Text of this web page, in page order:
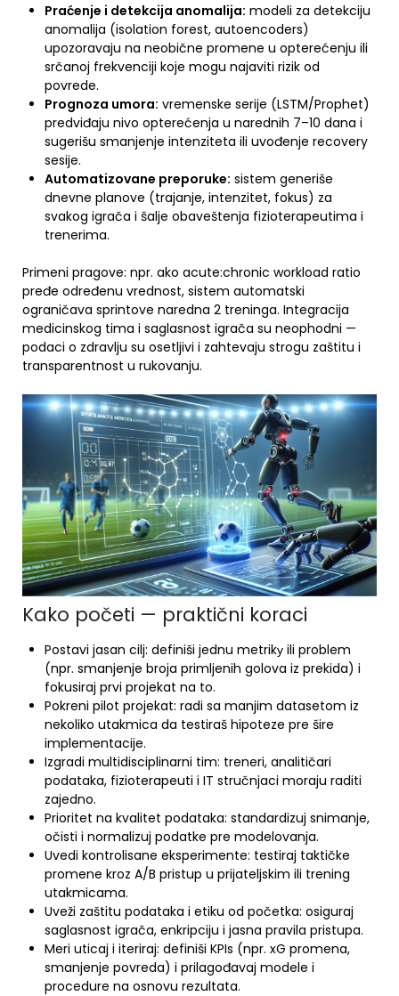
Praćenje i detekcija anomalija: modeli za detekciju
anomalija (isolation forest, autoencoders)
upozoravaju na neobične promene u opterećenju ili
srčanoj frekvenciji koje mogu najaviti rizik od
povrede.
Prognoza umora: vremenske serije (LSTM/Prophet)
predviđaju nivo opterećenja u narednih 7–10 dana i
sugerišu smanjenje intenziteta ili uvođenje recovery
sesije.
Automatizovane preporuke: sistem generiše
dnevne planove (trajanje, intenzitet, fokus) za
svakog igrača i šalje obaveštenja fizioterapeutima i
trenerima.
Primeni pragove: npr. ako acute:chronic workload ratio
pređe određenu vrednost, sistem automatski
ograničava sprintove naredna 2 treninga. Integracija
medicinskog tima i saglasnost igrača su neophodni —
podaci o zdravlju su osetljivi i zahtevaju strogu zaštitu i
transparentnost u rukovanju.
Kako početi — praktični koraci
Postavi jasan cilj: definiši jednu metrikу ili problem
(npr. smanjenje broja primljenih golova iz prekida) i
fokusiraj prvi projekat na to.
Pokreni pilot projekat: radi sa manjim datasetom iz
nekoliko utakmica da testiraš hipoteze pre šire
implementacije.
Izgradi multidisciplinarni tim: treneri, analitičari
podataka, fizioterapeuti i IT stručnjaci moraju raditi
zajedno.
Prioritet na kvalitet podataka: standardizuj snimanje,
očisti i normalizuj podatke pre modelovanja.
Uvedi kontrolisane eksperimente: testiraj taktičke
promene kroz A/B pristup u prijateljskim ili trening
utakmicama.
Uveži zaštitu podataka i etiku od početka: osiguraj
saglasnost igrača, enkripciju i jasna pravila pristupa.
Meri uticaj i iteriraj: definiši KPIs (npr. xG promena,
smanjenje povreda) i prilagođavaj modele i
procedure na osnovu rezultata.